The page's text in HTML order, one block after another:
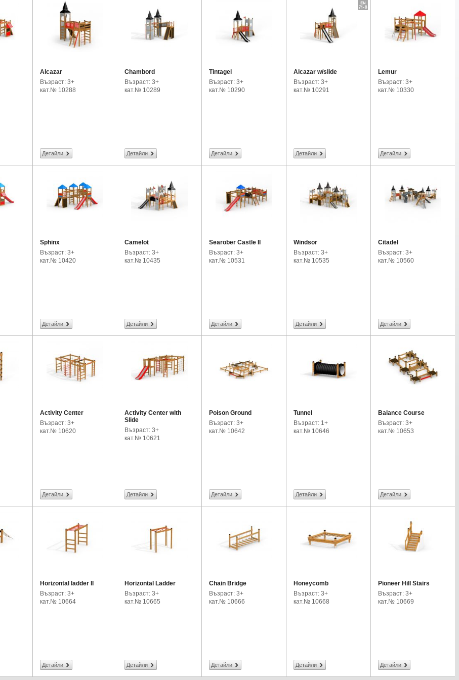
Alcazar
Възраст: 3+
кат.№ 10288
Детайли
Chambord
Възраст: 3+
кат.№ 10289
Детайли
Tintagel
Възраст: 3+
кат.№ 10290
Детайли
Alcazar w/slide
Възраст: 3+
кат.№ 10291
Детайли
Lemur
Възраст: 3+
кат.№ 10330
Детайли
Sphinx
Възраст: 3+
кат.№ 10420
Детайли
Camelot
Възраст: 3+
кат.№ 10435
Детайли
Searober Castle II
Възраст: 3+
кат.№ 10531
Детайли
Windsor
Възраст: 3+
кат.№ 10535
Детайли
Citadel
Възраст: 3+
кат.№ 10560
Детайли
Activity Center
Възраст: 3+
кат.№ 10620
Детайли
Activity Center with
Slide
Възраст: 3+
кат.№ 10621
Детайли
Poison Ground
Възраст: 3+
кат.№ 10642
Детайли
Tunnel
Възраст: 1+
кат.№ 10646
Детайли
Balance Course
Възраст: 3+
кат.№ 10653
Детайли
Horizontal ladder II
Възраст: 3+
кат.№ 10664
Детайли
Horizontal Ladder
Възраст: 3+
кат.№ 10665
Детайли
Chain Bridge
Възраст: 3+
кат.№ 10666
Детайли
Honeycomb
Възраст: 3+
кат.№ 10668
Детайли
Pioneer Hill Stairs
Възраст: 3+
кат.№ 10669
Детайли